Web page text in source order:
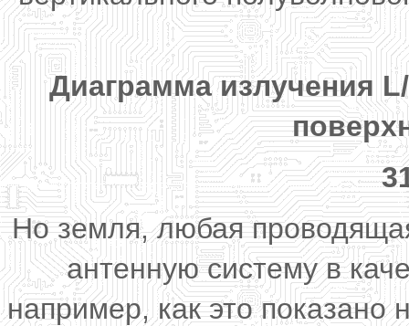
Диаграмма излучения
Но земля, любая
антенную систему в
например, как это